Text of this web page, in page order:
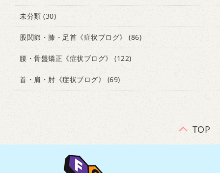
未分類 (30)
股関節・膝・足首《症状ブログ》 (86)
腰・骨盤矯正《症状ブログ》 (122)
首・肩・肘《症状ブログ》 (69)
TOP